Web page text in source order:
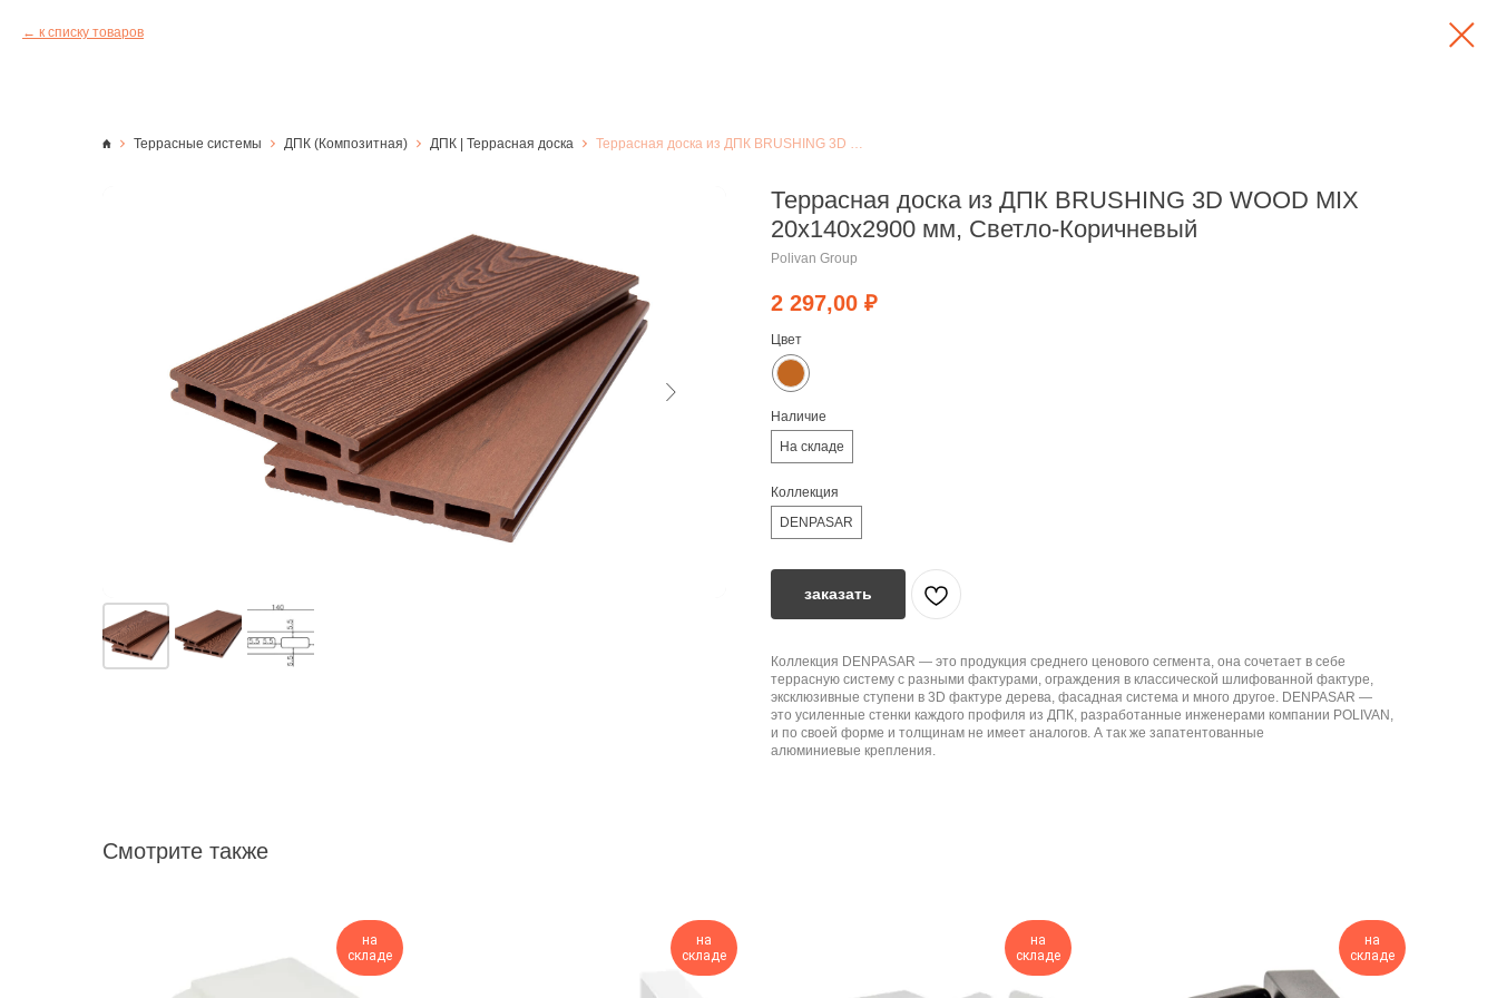
к списку товаров
Террасные системы ДПК (Композитная) ДПК | Террасная доска
Террасная доска из ДПК BRUSHING 3D WOOD MIX
20х140х2900 мм, Светло-Коричневый
Polivan Group
2 297,00 ₽
Цвет
Наличие
На складе
Коллекция
DENPASAR
заказать
Коллекция DENPASAR — это продукция среднего ценового сегмента, она сочетает в себе
террасную систему с разными фактурами, ограждения в классической шлифованной фактуре,
эксклюзивные ступени в 3D фактуре дерева, фасадная система и много другое. DENPASAR —
это усиленные стенки каждого профиля из ДПК, разработанные инженерами компании POLIVAN,
и по своей форме и толщинам не имеет аналогов. А так же запатентованные
алюминиевые крепления.
Смотрите также
на
складе
на
складе
на
складе
на
складе